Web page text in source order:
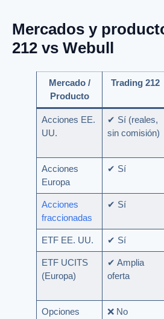
Mercados y
212 vs Webull
Mercado /
Producto
Trading 212
Acciones EE.
UU.
✔ Sí (reales,
sin comisión)
Acciones
Europa
✔ Sí
Acciones
fraccionadas
✔ Sí
ETF EE. UU. ✔ Sí
ETF UCITS
(Europa)
✔ Amplia
oferta
Opciones ❌ No